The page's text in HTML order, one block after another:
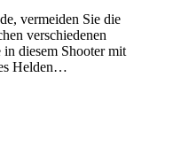
vermeiden Sie die
verschiedenen
in diesem Shooter mit
Helden…